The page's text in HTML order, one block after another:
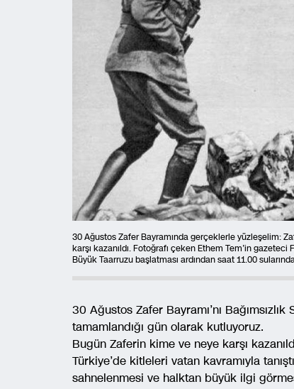
30 Ağustos Zafer Bayramında gerçeklerle yüzleşelim:
karşı kazanıldı. Fotoğrafı çeken Ethem Tem’in
Büyük Taarruzu başlatması ardından saat 11.00
30 Ağustos Zafer Bayramı’nı
tamamlandığı gün olarak kutluyoruz.
Bugün Zaferin kime ve neye karşı
Türkiye’de kitleleri vatan kavramıyla
sahnelenmesi ve halktan büyük ilgi